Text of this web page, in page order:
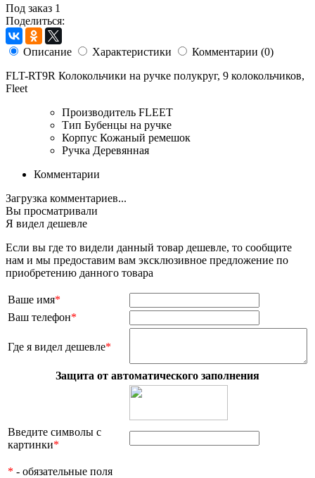
Под заказ 1
Поделиться:
Описание Характеристики
Комментарии (0)
FLT-RT9R Колокольчики на ручке полукруг, 9 колокольчиков,
Fleet
Производитель FLEET
Тип Бубенцы на ручке
Корпус Кожаный ремешок
Ручка Деревянная
Комментарии
Загрузка комментариев...
Вы просматривали
Я видел дешевле
Если вы где то видели данный товар дешевле, то сообщите
нам и мы предоставим вам эксклюзивное предложение по
приобретению данного товара
Ваше имя*
Ваш телефон*
Где я видел дешевле*
Защита от автоматического заполнения
Введите символы с
картинки*
* - обязательные поля